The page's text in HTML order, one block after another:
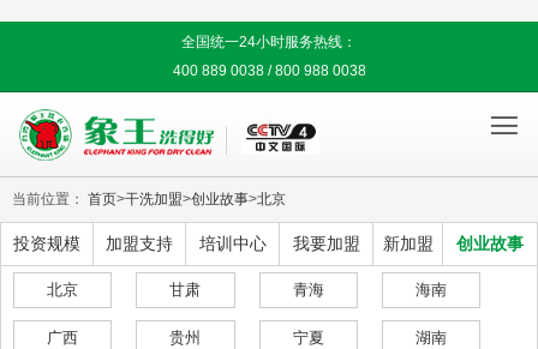
全国统一24小时服务热线：
400 889 0038 / 800 988 0038

当前位置： 首页>干洗加盟>创业故事>北京
投资规模 加盟支持 培训中心 我要加盟 新加盟 创业故事
北京 甘肃 青海 海南
广西 贵州 宁夏 湖南